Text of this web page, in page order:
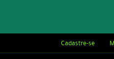
Cadastre-se